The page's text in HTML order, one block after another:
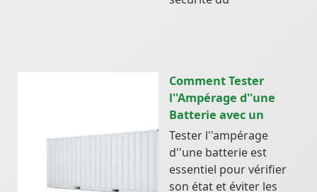
Comment Tester
l''Ampérage d''une
Batterie avec un
Tester l''ampérage
d''une batterie est
essentiel pour vérifier
son état et éviter les